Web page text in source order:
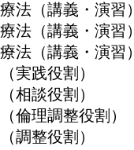
法（講義・演習
法（講義・演習
法（講義・演習
実践役割）
相談役割）
倫理調整役割）
調整役割）